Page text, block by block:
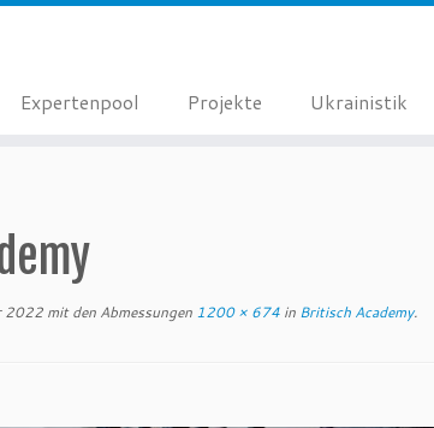
Expertenpool Projekte Ukrainistik
2022 mit den Abmessungen 1200 × 674 in Britisch Academy.